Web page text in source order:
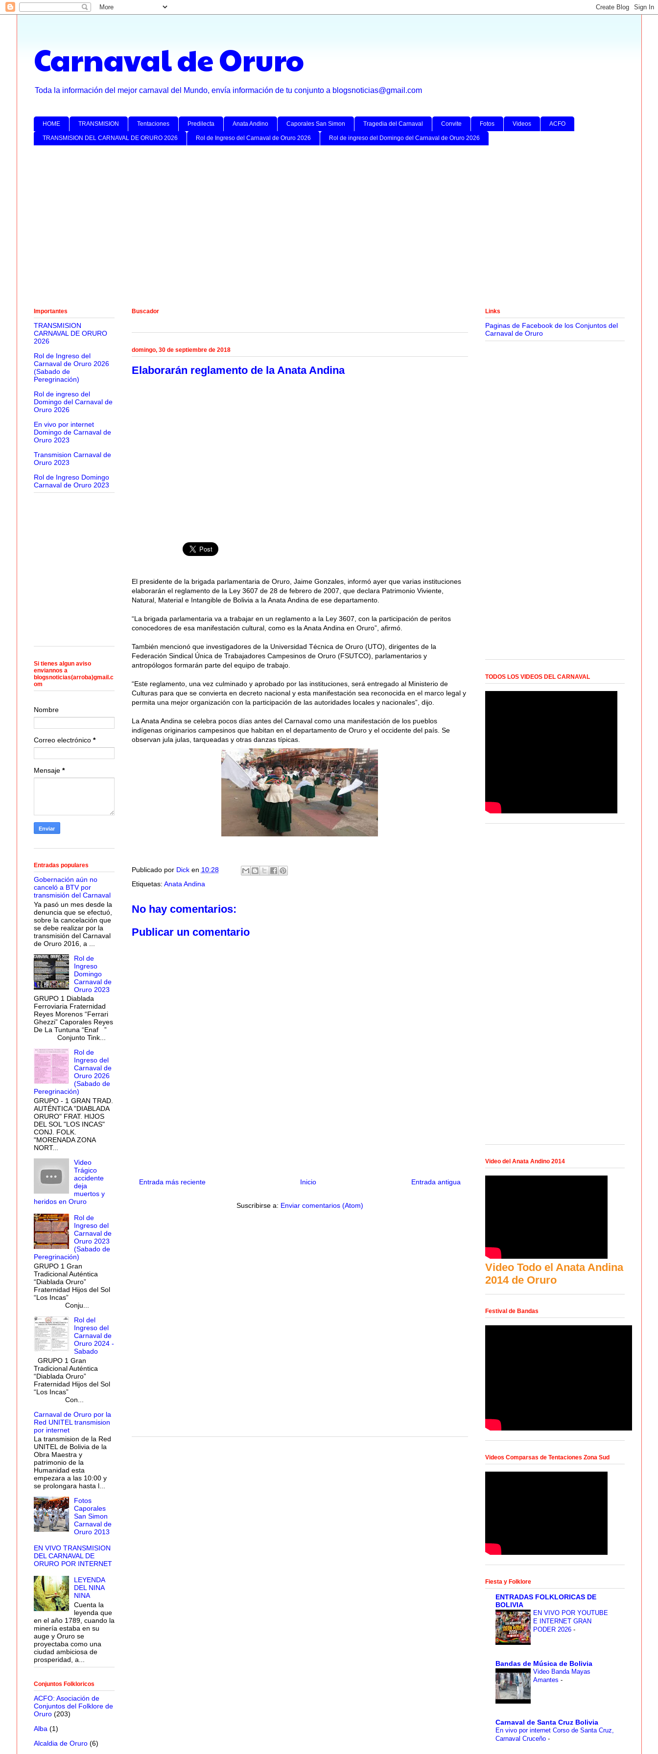
Carnaval de Oruro
Toda la información del mejor carnaval del Mundo, envía información de tu conjunto a blogsnoticias@gmail.com
HOME TRANSMISION Tentaciones Predilecta Anata Andino Caporales San Simon Tragedia del Carnaval Convite Fotos Videos ACFO
TRANSMISION DEL CARNAVAL DE ORURO 2026 Rol de Ingreso del Carnaval de Oruro 2026 Rol de ingreso del Domingo del Carnaval de Oruro 2026
Buscador
domingo, 30 de septiembre de 2018
Elaborarán reglamento de la Anata Andina
El presidente de la brigada parlamentaria de Oruro, Jaime Gonzales, informó ayer que varias instituciones
elaborarán el reglamento de la Ley 3607 de 28 de febrero de 2007, que declara Patrimonio Viviente,
Natural, Material e Intangible de Bolivia a la Anata Andina de ese departamento.
“La brigada parlamentaria va a trabajar en un reglamento a la Ley 3607, con la participación de peritos
conocedores de esa manifestación cultural, como es la Anata Andina en Oruro”, afirmó.
También mencionó que investigadores de la Universidad Técnica de Oruro (UTO), dirigentes de la
Federación Sindical Única de Trabajadores Campesinos de Oruro (FSUTCO), parlamentarios y
antropólogos formarán parte del equipo de trabajo.
“Este reglamento, una vez culminado y aprobado por las instituciones, será entregado al Ministerio de
Culturas para que se convierta en decreto nacional y esta manifestación sea reconocida en el marco legal y
permita una mejor organización con la participación de las autoridades locales y nacionales”, dijo.
La Anata Andina se celebra pocos días antes del Carnaval como una manifestación de los pueblos
indígenas originarios campesinos que habitan en el departamento de Oruro y el occidente del país. Se
observan jula julas, tarqueadas y otras danzas típicas.
Publicado por Dick en 10:28
Etiquetas: Anata Andina
No hay comentarios:
Publicar un comentario
Entrada más reciente Entrada antigua
Inicio
Suscribirse a: Enviar comentarios (Atom)
Importantes
TRANSMISION
CARNAVAL DE ORURO
2026
Rol de Ingreso del
Carnaval de Oruro 2026
(Sabado de
Peregrinación)
Rol de ingreso del
Domingo del Carnaval de
Oruro 2026
En vivo por internet
Domingo de Carnaval de
Oruro 2023
Transmision Carnaval de
Oruro 2023
Rol de Ingreso Domingo
Carnaval de Oruro 2023
Si tienes algun aviso
enviannos a
blogsnoticias(arroba)gmail.c
om
Nombre
Correo electrónico *
Mensaje *
Entradas populares
Gobernación aún no
canceló a BTV por
transmisión del Carnaval
Ya pasó un mes desde la
denuncia que se efectuó,
sobre la cancelación que
se debe realizar por la
transmisión del Carnaval
de Oruro 2016, a ...
Rol de
Ingreso
Domingo
Carnaval de
Oruro 2023
GRUPO 1 Diablada
Ferroviaria Fraternidad
Reyes Morenos “Ferrari
Ghezzi” Caporales Reyes
De La Tuntuna “Enaf ”
Conjunto Tink...
Rol de
Ingreso del
Carnaval de
Oruro 2026
(Sabado de
Peregrinación)
GRUPO - 1 GRAN TRAD.
AUTÉNTICA "DIABLADA
ORURO" FRAT. HIJOS
DEL SOL "LOS INCAS"
CONJ. FOLK.
"MORENADA ZONA
NORT...
Video
Trágico
accidente
deja
muertos y
heridos en Oruro
Rol de
Ingreso del
Carnaval de
Oruro 2023
(Sabado de
Peregrinación)
GRUPO 1 Gran
Tradicional Auténtica
“Diablada Oruro”
Fraternidad Hijos del Sol
“Los Incas”
Conju...
Rol del
Ingreso del
Carnaval de
Oruro 2024 -
Sabado
GRUPO 1 Gran
Tradicional Auténtica
“Diablada Oruro”
Fraternidad Hijos del Sol
“Los Incas”
Con...
Carnaval de Oruro por la
Red UNITEL transmision
por internet
La transmision de la Red
UNITEL de Bolivia de la
Obra Maestra y
patrimonio de la
Humanidad esta
empezara a las 10:00 y
se prolongara hasta l...
Fotos
Caporales
San Simon
Carnaval de
Oruro 2013
EN VIVO TRANSMISION
DEL CARNAVAL DE
ORURO POR INTERNET
LEYENDA
DEL NINA
NINA
Cuenta la
leyenda que
en el año 1789, cuando la
minería estaba en su
auge y Oruro se
proyectaba como una
ciudad ambiciosa de
prosperidad, a...
Conjuntos Folkloricos
ACFO: Asociación de
Conjuntos del Folklore de
Oruro (203)
Alba (1)
Alcaldia de Oruro (6)
Links
Paginas de Facebook de los Conjuntos del
Carnaval de Oruro
TODOS LOS VIDEOS DEL CARNAVAL
Video del Anata Andino 2014
Video Todo el Anata Andina
2014 de Oruro
Festival de Bandas
Videos Comparsas de Tentaciones Zona Sud
Fiesta y Folklore
ENTRADAS FOLKLORICAS DE
BOLIVIA
EN VIVO POR YOUTUBE
E INTERNET GRAN
PODER 2026 -
Bandas de Música de Bolivia
Video Banda Mayas
Amantes -
Carnaval de Santa Cruz Bolivia
En vivo por internet Corso de Santa Cruz,
Carnaval Cruceño -